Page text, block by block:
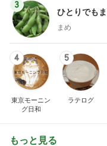
3
ひとりでも
まめ
4
東京モーニン
グ日和
5
ラテログ
もっと見る